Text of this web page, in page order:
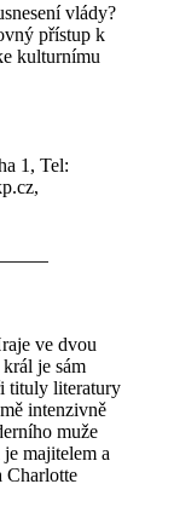
vlády?
přístup k
kulturnímu
1, Tel:
ve dvou
je sám
tituly literatury
intenzivně
muže
majitelem a
Charlotte